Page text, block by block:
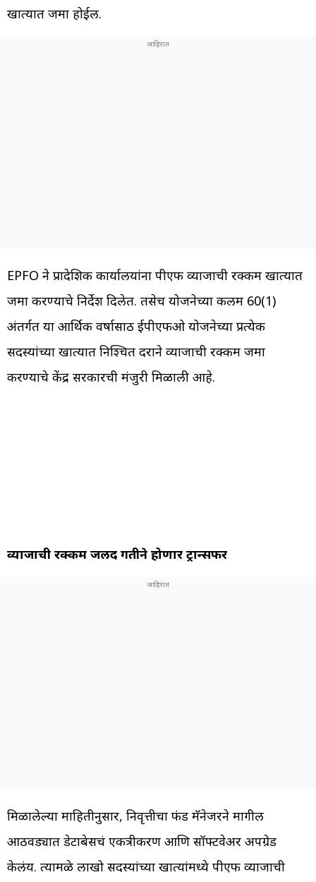
खात्यात जमा होईल.
EPFO ने प्रादेशिक कार्यालयांना पीएफ व्याजाची रक्कम खात्यात
जमा करण्याचे निर्देश दिलेत. तसेच योजनेच्या कलम 60(1)
अंतर्गत या आर्थिक वर्षासाठी ईपीएफओ योजनेच्या प्रत्येक
सदस्यांच्या खात्यात निश्चित दराने व्याजाची रक्कम जमा
करण्याचे केंद्र सरकारची मंजुरी मिळाली आहे.
व्याजाची रक्कम जलद गतीने होणार ट्रान्सफर
मिळालेल्या माहितीनुसार, निवृत्तीचा फंड मॅनेजरने मागील
आठवड्यात डेटाबेसचं एकत्रीकरण आणि सॉफ्टवेअर अपग्रेड
केलंय. त्यामळे लाखो सदस्यांच्या खात्यांमध्ये पीएफ व्याजाची